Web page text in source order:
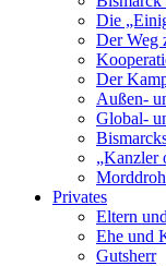
Die
Der Weg
Der
Außen-
Global-
„Kanzler
Privates
Eltern
Ehe und
Gutsherr